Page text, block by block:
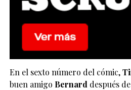
En el sexto número del cómic,
buen amigo Bernard después